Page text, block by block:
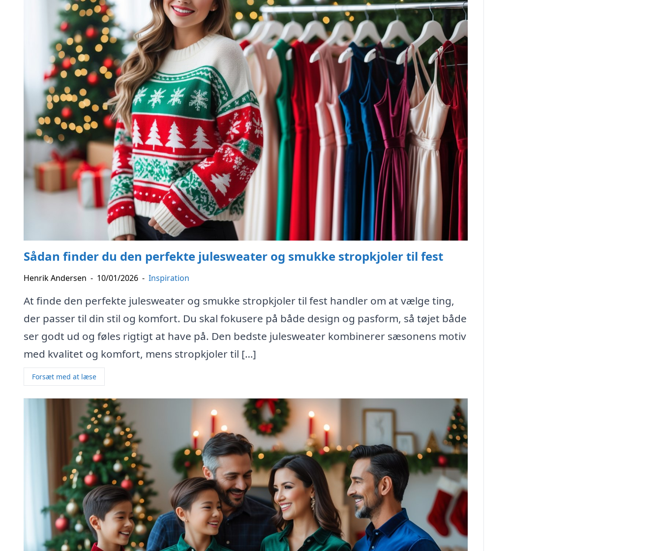
Sådan finder du den perfekte julesweater og smukke stropkjoler til fest
Henrik Andersen - 10/01/2026 - Inspiration
At finde den perfekte julesweater og smukke stropkjoler til fest handler om at vælge ting,
der passer til din stil og komfort. Du skal fokusere på både design og pasform, så tøjet både
ser godt ud og føles rigtigt at have på. Den bedste julesweater kombinerer sæsonens motiv
med kvalitet og komfort, mens stropkjoler til […]
Forsæt med at læse